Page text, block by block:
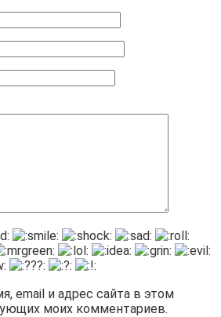
email и адрес сайта в этом
моих комментариев.